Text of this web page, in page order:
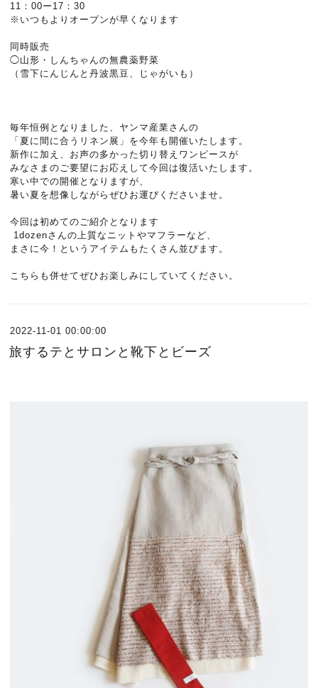
11：00ー17：30
※いつもよりオープンが早くなります
同時販売
◯山形・しんちゃんの無農薬野菜
（雪下にんじんと丹波黒豆、じゃがいも）
毎年恒例となりました、ヤンマ産業さんの
「夏に間に合うリネン展」を今年も開催いたします。
新作に加え、お声の多かった切り替えワンピースが
みなさまのご要望にお応えして今回は復活いたします。
寒い中での開催となりますが、
暑い夏を想像しながらぜひお運びくださいませ。
今回は初めてのご紹介となります
1dozenさんの上質なニットやマフラーなど、
まさに今！というアイテムもたくさん並びます。
こちらも併せてぜひお楽しみにしていてください。
2022-11-01 00:00:00
旅するテとサロンと靴下とビーズ